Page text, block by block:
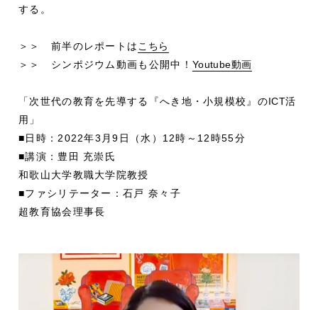
する。
＞＞ 前半のレポートは こちら
＞＞ シンポジウム動画も公開中！ Youtube動画
「次世代の教育を先導する『へき地・小規模校』のICT活
用」
■日時：2022年3月9日（水）12時～12時55分
■講演：豊田 充崇氏
和歌山大学教職大学院教授
■ファシリテーター：石戸 奈々子
超教育協会理事長